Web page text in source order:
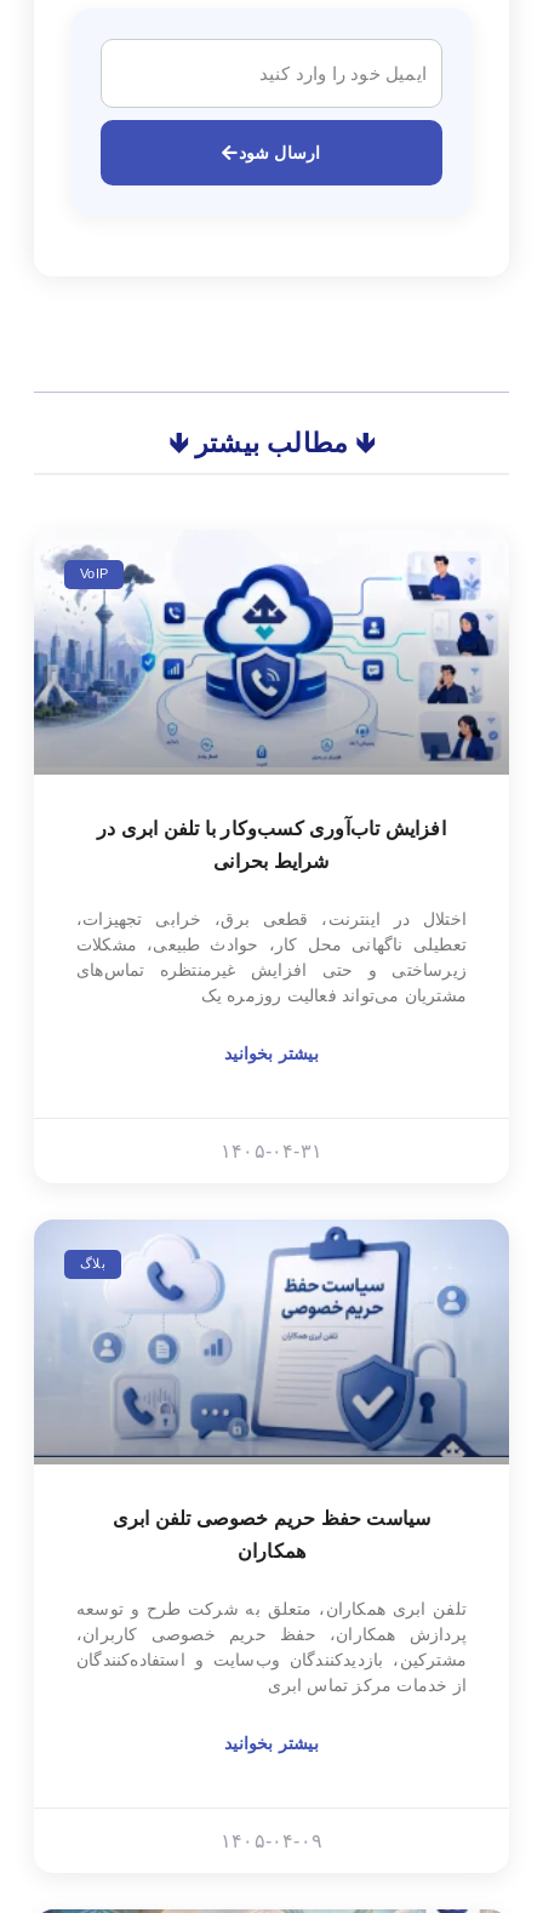
ارسال شود
🡻 مطالب بیشتر 🡻
VoIP
افزایش تاب‌آوری کسب‌وکار با تلفن ابری در
شرایط بحرانی
اختلال در اینترنت، قطعی برق، خرابی تجهیزات،
تعطیلی ناگهانی محل کار، حوادث طبیعی، مشکلات
زیرساختی و حتی افزایش غیرمنتظره تماس‌های
مشتریان می‌تواند فعالیت روزمره یک
بیشتر بخوانید
۱۴۰۵-۰۴-۳۱
بلاگ
سیاست حفظ حریم خصوصی تلفن ابری
همکاران
تلفن ابری همکاران، متعلق به شرکت طرح و توسعه
پردازش همکاران، حفظ حریم خصوصی کاربران،
مشترکین، بازدیدکنندگان وب‌سایت و استفاده‌کنندگان
از خدمات مرکز تماس ابری
بیشتر بخوانید
۱۴۰۵-۰۴-۰۹